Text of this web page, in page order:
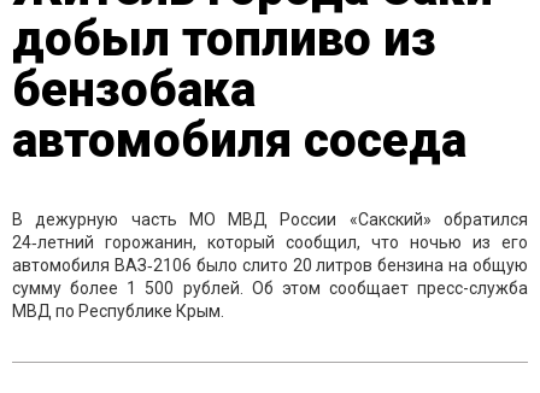
добыл топливо из
бензобака
автомобиля соседа
В дежурную часть МО МВД России «Сакский» обратился
24‑летний горожанин, который сообщил, что ночью из его
автомобиля ВАЗ‑2106 было слито 20 литров бензина на общую
сумму более 1 500 рублей. Об этом сообщает пресс-служба
МВД по Республике Крым.